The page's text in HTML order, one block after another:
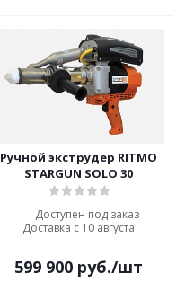
Ручной экструдер RITMO
STARGUN SOLO 30
Доступен под заказ
Доставка с 10 августа
599 900руб./шт